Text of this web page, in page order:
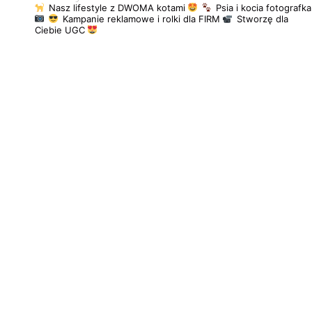
Nasz lifestyle z DWOMA kotami
Psia i kocia fotografka
Kampanie reklamowe i rolki dla FIRM
Stworzę dla
Ciebie UGC